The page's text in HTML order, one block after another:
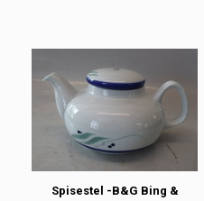
Spisestel -B&G Bing &